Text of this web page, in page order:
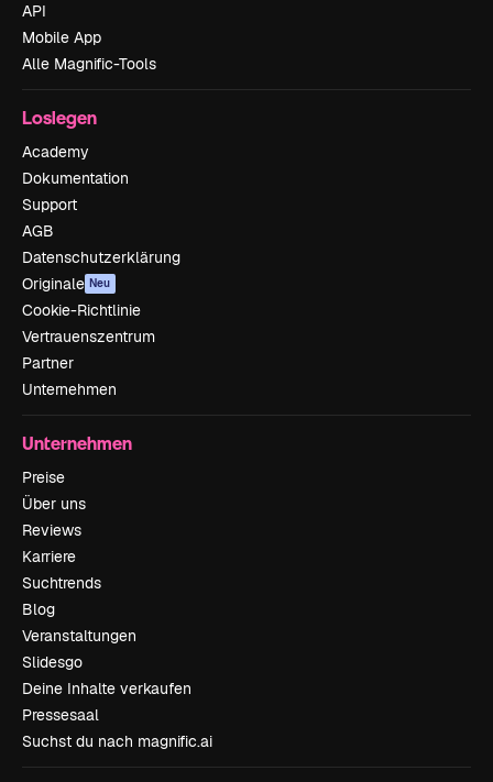
API
Mobile App
Alle Magnific-Tools
Loslegen
Academy
Dokumentation
Support
AGB
Datenschutzerklärung
Originale Neu
Cookie-Richtlinie
Vertrauenszentrum
Partner
Unternehmen
Unternehmen
Preise
Über uns
Reviews
Karriere
Suchtrends
Blog
Veranstaltungen
Slidesgo
Deine Inhalte verkaufen
Pressesaal
Suchst du nach magnific.ai